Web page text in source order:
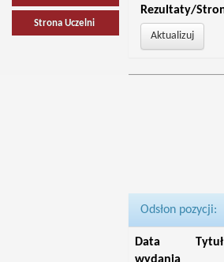
Strona Uczelni
Rezultaty/
Odsłon pozycji:
Data
Tytuł